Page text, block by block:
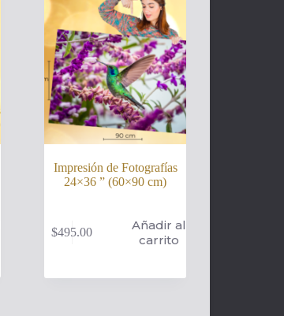
Impresión de Fotografías
24×36 ” (60×90 cm)
$495.00
Añadir al
carrito